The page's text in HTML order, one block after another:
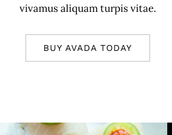
vivamus aliquam turpis vitae.
BUY AVADA TODAY